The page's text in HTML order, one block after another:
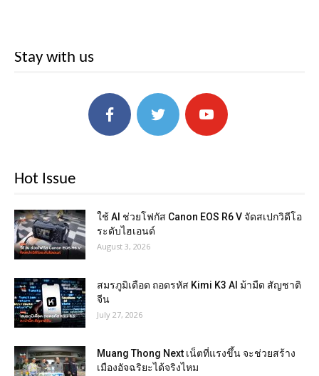
Stay with us
Hot Issue
ใช้ AI ช่วยโฟกัส Canon EOS R6 V จัดสเปกวิดีโอ
ระดับไฮเอนด์
August 3, 2026
สมรภูมิเดือด ถอดรหัส Kimi K3 AI ม้ามืด สัญชาติ
จีน
July 27, 2026
Muang Thong Next เน็ตที่แรงขึ้น จะช่วยสร้าง
เมืองอัจฉริยะได้จริงไหม